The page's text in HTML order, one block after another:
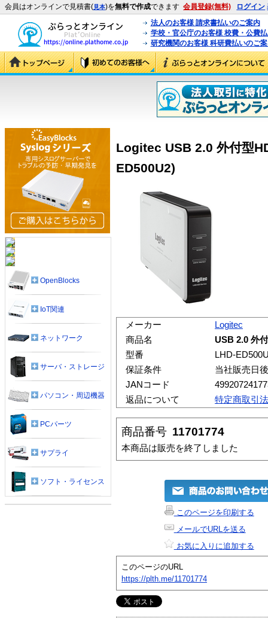
会員はオンラインで見積書(見本)を無料で作成できます 会員登録(無料) ログイン
法人のお客様 請求書払いのご案内
学校・官公庁のお客様 校費・公費
研究機関のお客様 科研費払いのご
Logitec USB 2.0 外付型
ED500U2)
メーカー
Logitec
商品名
USB 2.0 外
型番
LHD-
保証条件
当社販売日
JANコード
返品について
特定商取引
商品番号 11701774
本商品は販売を終了しました
このページを印刷する
メールでURLを送る
お気に入りに追加する
このページのURL
https://plth.me/11701774
OpenBlocks
IoT関連
ネットワーク
サーバ・ストレージ
パソコン・周辺機器
PCパーツ
サプライ
ソフト・ライセンス